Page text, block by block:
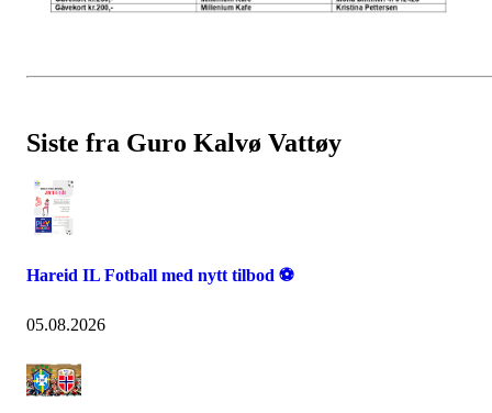
Siste fra Guro Kalvø Vattøy
Hareid IL Fotball med nytt tilbod ⚽
05.08.2026